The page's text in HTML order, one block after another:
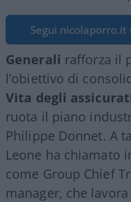
Segui nicolaporro.it
Generali rafforza il
l’obiettivo di
Vita degli
ruota il piano
Philippe Donnet. A
Leone ha chiamato
come Group Chief
manager, che